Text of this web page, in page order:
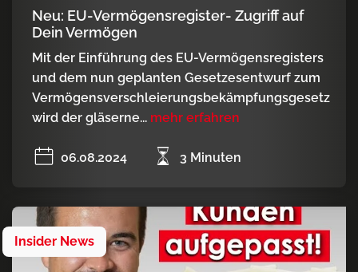
Neu: EU-Vermögensregister- Zugriff auf
Dein Vermögen
Mit der Einführung des EU-Vermögensregisters
und dem nun geplanten Gesetzesentwurf zum
Vermögensverschleierungsbekämpfungsgesetz
wird der gläserne... mehr erfahren
06.08.2024 3 Minuten
Insider News